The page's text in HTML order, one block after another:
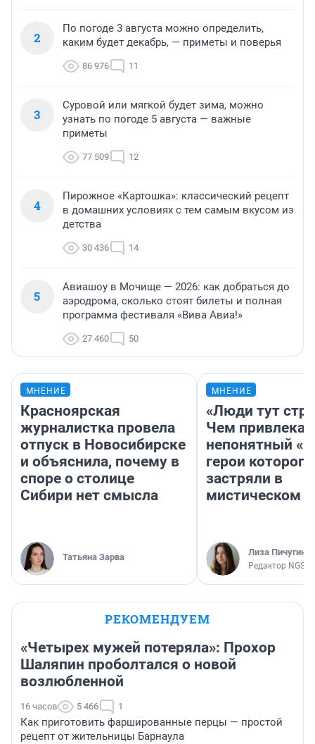
2
По погоде 3 августа можно определить,
каким будет декабрь, — приметы и поверья
86 976 11
3
Суровой или мягкой будет зима, можно
узнать по погоде 5 августа — важные
приметы
77 509 12
4
Пирожное «Картошка»: классический рецепт
в домашних условиях с тем самым вкусом из
детства
30 436 14
5
Авиашоу в Мочище — 2026: как добраться до
аэродрома, сколько стоят билеты и полная
программа фестиваля «Вива Авиа!»
27 460 50
МНЕНИЕ
Красноярская
журналистка провела
отпуск в Новосибирске
и объяснила, почему в
споре о столице
Сибири нет смысла
Татьяна Зарва
МНЕНИЕ
«Люди тут
Чем
непонятный
герои которого
застряли в
мистическом
Лиза Пичугина
Редактор
РЕКОМЕНДУЕМ
«Четырех мужей потеряла»: Прохор
Шаляпин проболтался о новой
возлюбленной
16 часов 5 466 1
Как приготовить фаршированные перцы — простой
рецепт от жительницы Барнаула